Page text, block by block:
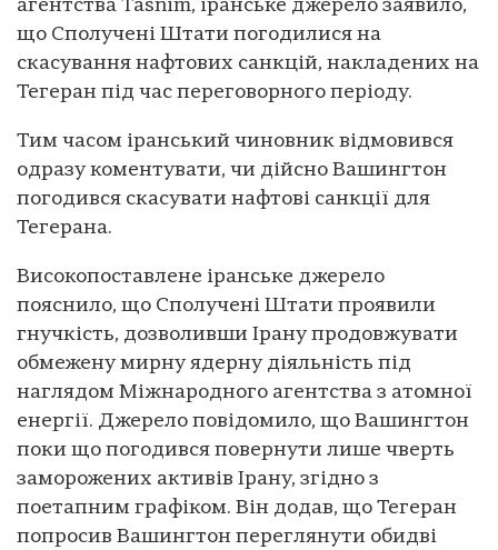
агентства Tasnim, іранське джерело заявило,
що Сполучені Штати погодилися на
скасування нафтових санкцій, накладених на
Тегеран під час переговорного періоду.
Тим часом іранський чиновник відмовився
одразу коментувати, чи дійсно Вашингтон
погодився скасувати нафтові санкції для
Тегерана.
Високопоставлене іранське джерело
пояснило, що Сполучені Штати проявили
гнучкість, дозволивши Ірану продовжувати
обмежену мирну ядерну діяльність під
наглядом Міжнародного агентства з атомної
енергії. Джерело повідомило, що Вашингтон
поки що погодився повернути лише чверть
заморожених активів Ірану, згідно з
поетапним графіком. Він додав, що Тегеран
попросив Вашингтон переглянути обидві